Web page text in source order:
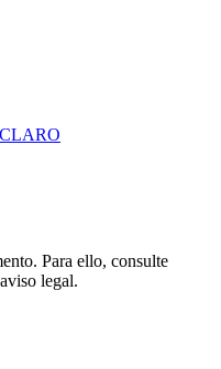
Para ello, consulte
legal.